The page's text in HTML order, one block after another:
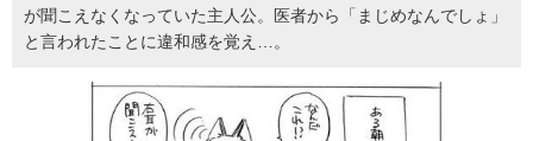
が聞こえなくなっていた主人公。医者から「まじめなんでしょ」
と言われたことに違和感を覚え…。